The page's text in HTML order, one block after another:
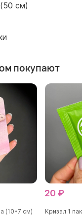
см)
покупают
(10*7 см)
20 ₽
Кризал 1